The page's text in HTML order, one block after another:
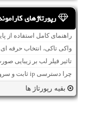
رپورتاژهای
راهنمای کامل استفاده از
واکی تاکی، انتخاب حرفه
تاثیر فیلر لب بر زیبایی
چرا دسترسی ip ثابت و سرویس های پیشرفته برای کاربران حرفه ای ضروری است؟
بقیه رپورتاژ ها